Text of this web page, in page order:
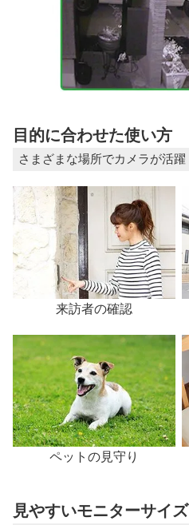
目的に合わせた使い方
さまざまな場所でカメラが活躍
来訪者の確認
ペットの見守り
見やすいモニターサイズ